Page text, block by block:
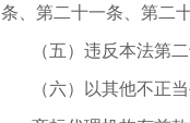
条、第二十一条、第二
（五）违反本法第
（六）以其他不正